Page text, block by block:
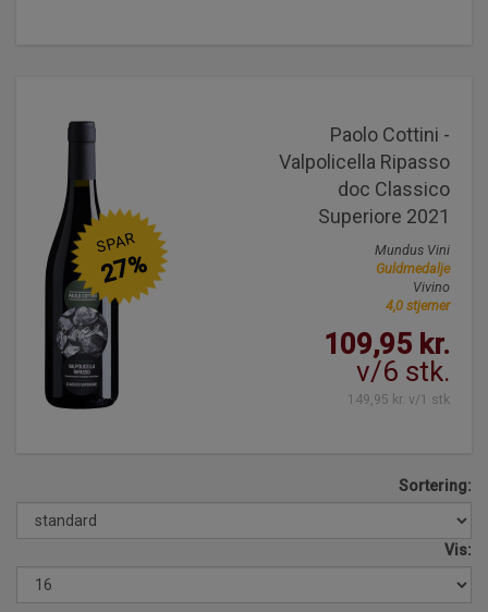
Paolo Cottini -
Valpolicella Ripasso
doc Classico
Superiore 2021
Mundus Vini
Guldmedalje
Vivino
4,0 stjerner
109,95 kr.
v/6 stk.
149,95 kr. v/1 stk
SPAR
27%
Sortering:
Vis: